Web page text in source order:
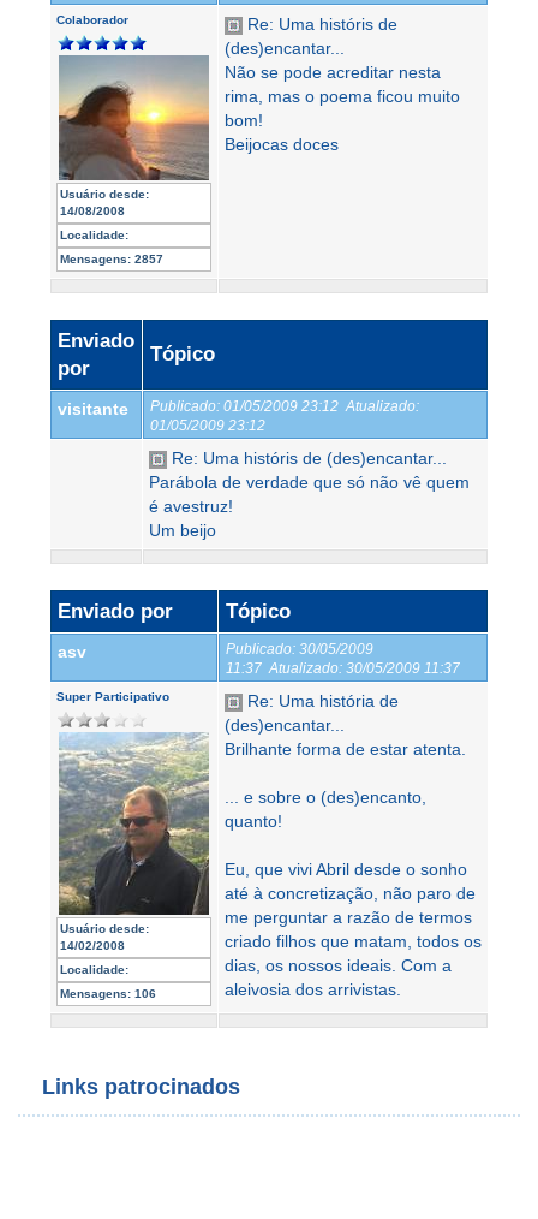
Colaborador
Usuário desde:
14/08/2008
Localidade:
Mensagens: 2857
Re: Uma históris de
(des)encantar...
Não se pode acreditar nesta
rima, mas o poema ficou muito
bom!
Beijocas doces
Enviado
por
Tópico
visitante Publicado: 01/05/2009 23:12 Atualizado:
01/05/2009 23:12
Re: Uma históris de (des)encantar...
Parábola de verdade que só não vê quem
é avestruz!
Um beijo
Enviado por Tópico
asv Publicado: 30/05/2009
11:37 Atualizado: 30/05/2009 11:37
Super Participativo
Usuário desde:
14/02/2008
Localidade:
Mensagens: 106
Re: Uma história de
(des)encantar...
Brilhante forma de estar atenta.
... e sobre o (des)encanto,
quanto!
Eu, que vivi Abril desde o sonho
até à concretização, não paro de
me perguntar a razão de termos
criado filhos que matam, todos os
dias, os nossos ideais. Com a
aleivosia dos arrivistas.
Links patrocinados